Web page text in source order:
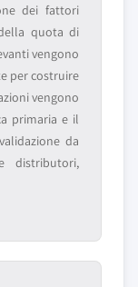
dei fattori
quota di
vengono
per costruire
vengono
primaria e il
da
distributori,